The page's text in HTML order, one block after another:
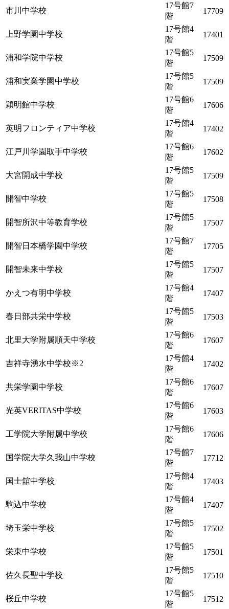
市川中学校
17号館7
階
17709
上野学園中学校
17号館4
階
17401
浦和学院中学校
17号館5
階
17509
浦和実業学園中学校
17号館5
階
17509
穎明館中学校
17号館6
階
17606
英明フロンティア中学校
17号館4
階
17402
江戸川学園取手中学校
17号館6
階
17602
大宮開成中学校
17号館5
階
17509
開智中学校
17号館5
階
17508
開智所沢中等教育学校
17号館5
階
17507
開智日本橋学園中学校
17号館7
階
17705
開智未来中学校
17号館5
階
17507
かえつ有明中学校
17号館4
階
17407
春日部共栄中学校
17号館5
階
17503
北里大学附属順天中学校
17号館6
階
17607
吉祥寺湧水中学校※2
17号館4
階
17402
共栄学園中学校
17号館6
階
17607
光英VERITAS中学校
17号館6
階
17603
工学院大学附属中学校
17号館6
階
17606
国学院大学久我山中学校
17号館7
階
17712
国士舘中学校
17号館4
階
17403
駒込中学校
17号館4
階
17407
埼玉栄中学校
17号館5
階
17502
栄東中学校
17号館5
階
17501
佐久長聖中学校
17号館5
階
17510
桜丘中学校
17号館5
階
17512